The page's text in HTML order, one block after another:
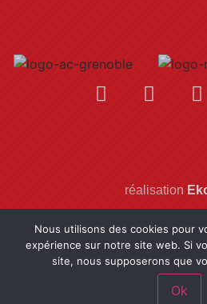
réalisation
Nous utilisons des cookies pour
expérience sur notre site web. Si
site, nous supposerons que
Ok
Engagé pour l’environnement :